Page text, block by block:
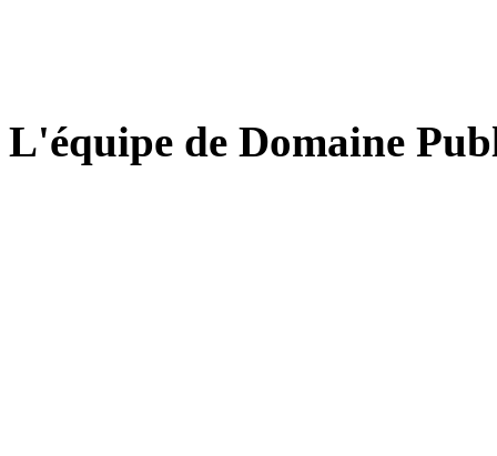
L'équipe de Domaine